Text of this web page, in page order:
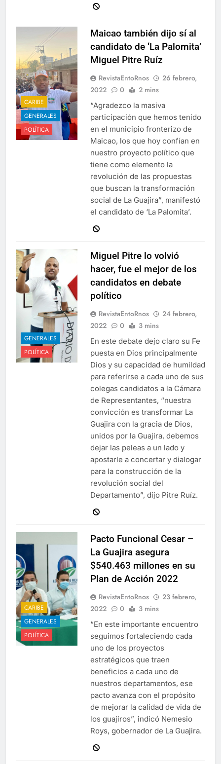
CARIBE
GENERALES
POLÍTICA
Maicao también dijo sí al
candidato de ‘La Palomita’
Miguel Pitre Ruíz
RevistaEntoRnos
26 febrero,
2022
0 2 mins
“Agradezco la masiva
participación que hemos tenido
en el municipio fronterizo de
Maicao, los que hoy confían en
nuestro proyecto político que
tiene como elemento la
revolución de las propuestas
que buscan la transformación
social de La Guajira”, manifestó
el candidato de ‘La Palomita’.
GENERALES
POLÍTICA
Miguel Pitre lo volvió
hacer, fue el mejor de los
candidatos en debate
político
RevistaEntoRnos
24 febrero,
2022
0 3 mins
En este debate dejo claro su Fe
puesta en Dios principalmente
Dios y su capacidad de humildad
para referirse a cada uno de sus
colegas candidatos a la Cámara
de Representantes, “nuestra
convicción es transformar La
Guajira con la gracia de Dios,
unidos por la Guajira, debemos
dejar las peleas a un lado y
apostarle a concertar y dialogar
para la construcción de la
revolución social del
Departamento”, dijo Pitre Ruíz.
CARIBE
GENERALES
POLÍTICA
Pacto Funcional Cesar –
La Guajira asegura
$540.463 millones en su
Plan de Acción 2022
RevistaEntoRnos
23 febrero,
2022
0 3 mins
“En este importante encuentro
seguimos fortaleciendo cada
uno de los proyectos
estratégicos que traen
beneficios a cada uno de
nuestros departamentos, ese
pacto avanza con el propósito
de mejorar la calidad de vida de
los guajiros”, indicó Nemesio
Roys, gobernador de La Guajira.